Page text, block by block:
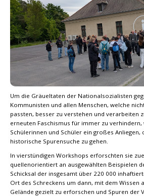
Um die Gräueltaten der Nationalsozialisten
Kommunisten und allen Menschen, welche
passten, besser zu verstehen und verarbeiten
erneuten Faschismus für immer zu verhindern,
Schülerinnen und Schüler ein großes
historische Spurensuche zu gehen.
In vierstündigen Workshops erforschten sie
quellenorientiert an ausgewählten Beispielen
Schicksal der insgesamt über 220 000
Ort des Schreckens um dann, mit dem Wissen
Gelände gezielt zu erforschen und Spuren der